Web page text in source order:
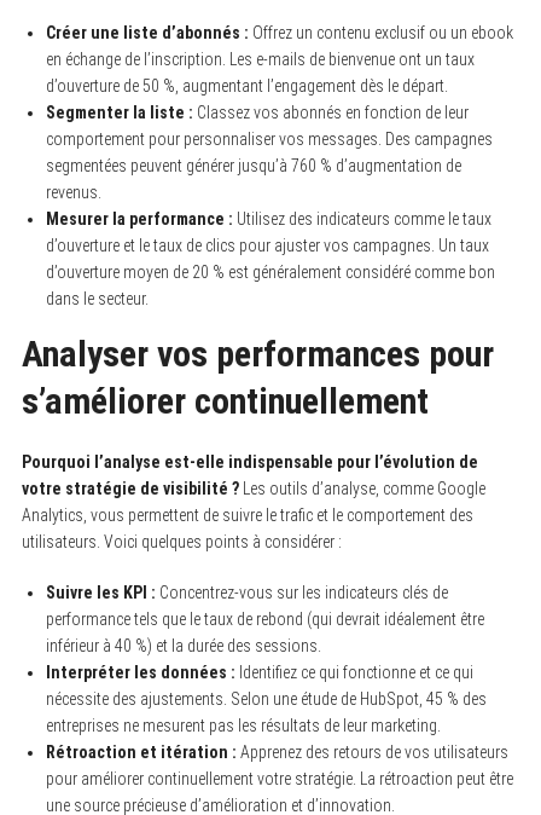
Créer une liste d’abonnés : Offrez un contenu exclusif ou un ebook
en échange de l’inscription. Les e-mails de bienvenue ont un taux
d’ouverture de 50 %, augmentant l’engagement dès le départ.
Segmenter la liste : Classez vos abonnés en fonction de leur
comportement pour personnaliser vos messages. Des campagnes
segmentées peuvent générer jusqu’à 760 % d’augmentation de
revenus.
Mesurer la performance : Utilisez des indicateurs comme le taux
d’ouverture et le taux de clics pour ajuster vos campagnes. Un taux
d’ouverture moyen de 20 % est généralement considéré comme bon
dans le secteur.
Analyser vos performances pour
s’améliorer continuellement
Pourquoi l’analyse est-elle indispensable pour l’évolution de
votre stratégie de visibilité ?Les outils d’analyse, comme Google
Analytics, vous permettent de suivre le trafic et le comportement des
utilisateurs. Voici quelques points à considérer :
Suivre les KPI : Concentrez-vous sur les indicateurs clés de
performance tels que le taux de rebond (qui devrait idéalement être
inférieur à 40 %) et la durée des sessions.
Interpréter les données : Identifiez ce qui fonctionne et ce qui
nécessite des ajustements. Selon une étude de HubSpot, 45 % des
entreprises ne mesurent pas les résultats de leur marketing.
Rétroaction et itération : Apprenez des retours de vos utilisateurs
pour améliorer continuellement votre stratégie. La rétroaction peut être
une source précieuse d’amélioration et d’innovation.